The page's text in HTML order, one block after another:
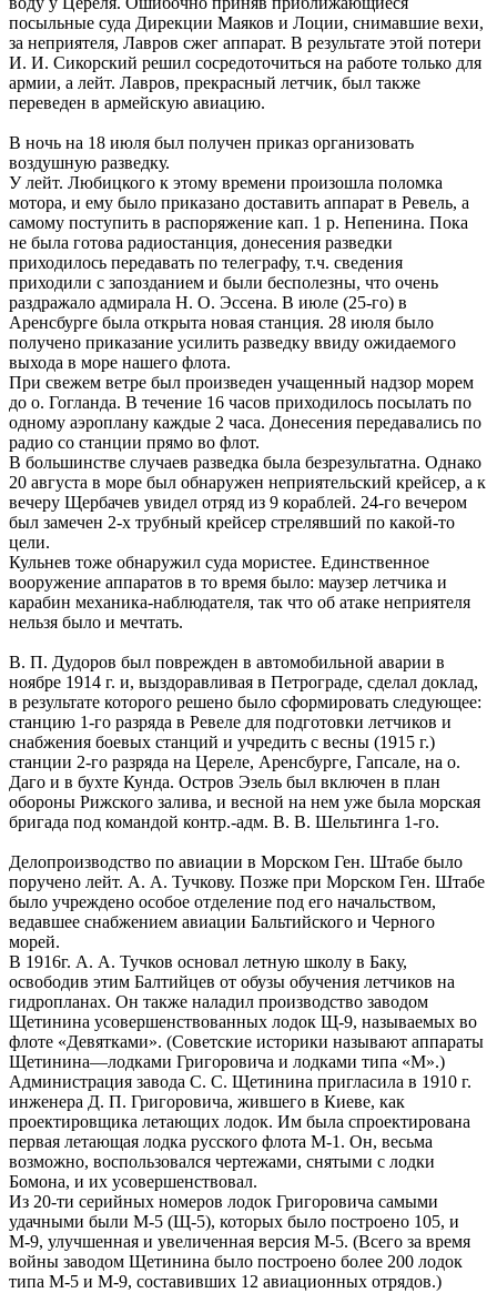
посыльные суда Дирекции Маяков и Лоции, снимавшие вехи,
за неприятеля, Лавров сжег аппарат. В результате этой потери
И. И. Сикорский решил сосредоточиться на работе только для
армии, а лейт. Лавров, прекрасный летчик, был также
переведен в армейскую авиацию.
В ночь на 18 июля был получен приказ организовать
воздушную разведку.
У лейт. Любицкого к этому времени произошла поломка
мотора, и ему было приказано доставить аппарат в Ревель, а
самому поступить в распоряжение кап. 1 р. Непенина. Пока
не была готова радиостанция, донесения разведки
приходилось передавать по телеграфу, т.ч. сведения
приходили с запозданием и были бесполезны, что очень
раздражало адмирала Н. О. Эссена. В июле (25-го) в
Аренсбурге была открыта новая станция. 28 июля было
получено приказание усилить разведку ввиду ожидаемого
выхода в море нашего флота.
При свежем ветре был произведен учащенный надзор морем
до о. Гогланда. В течение 16 часов приходилось посылать по
одному аэроплану каждые 2 часа. Донесения передавались по
радио со станции прямо во флот.
В большинстве случаев разведка была безрезультатна. Однако
20 августа в море был обнаружен неприятельский крейсер, а к
вечеру Щербачев увидел отряд из 9 кораблей. 24-го вечером
был замечен 2-х трубный крейсер стрелявший по какой-то
цели.
Кульнев тоже обнаружил суда мористее. Единственное
вооружение аппаратов в то время было: маузер летчика и
карабин механика-наблюдателя, так что об атаке неприятеля
нельзя было и мечтать.
В. П. Дудоров был поврежден в автомобильной аварии в
ноябре 1914 г. и, выздоравливая в Петрограде, сделал доклад,
в результате которого решено было сформировать следующее:
станцию 1-го разряда в Ревеле для подготовки летчиков и
снабжения боевых станций и учредить с весны (1915 г.)
станции 2-го разряда на Цереле, Аренсбурге, Гапсале, на о.
Даго и в бухте Кунда. Остров Эзель был включен в план
обороны Рижского залива, и весной на нем уже была морская
бригада под командой контр.-адм. В. В. Шельтинга 1-го.
Делопроизводство по авиации в Морском Ген. Штабе было
поручено лейт. А. А. Тучкову. Позже при Морском Ген. Штабе
было учреждено особое отделение под его начальством,
ведавшее снабжением авиации Бальтийского и Черного
морей.
В 1916г. А. А. Тучков основал летную школу в Баку,
освободив этим Балтийцев от обузы обучения летчиков на
гидропланах. Он также наладил производство заводом
Щетинина усовершенствованных лодок Щ-9, называемых во
флоте «Девятками». (Советские историки называют аппараты
Щетинина—лодками Григоровича и лодками типа «М».)
Администрация завода С. С. Щетинина пригласила в 1910 г.
инженера Д. П. Григоровича, жившего в Киеве, как
проектировщика летающих лодок. Им была спроектирована
первая летающая лодка русского флота М-1. Он, весьма
возможно, воспользовался чертежами, снятыми с лодки
Бомона, и их усовершенствовал.
Из 20-ти серийных номеров лодок Григоровича самыми
удачными были М-5 (Щ-5), которых было построено 105, и
М-9, улучшенная и увеличенная версия М-5. (Всего за время
войны заводом Щетинина было построено более 200 лодок
типа М-5 и М-9, составивших 12 авиационных отрядов.)